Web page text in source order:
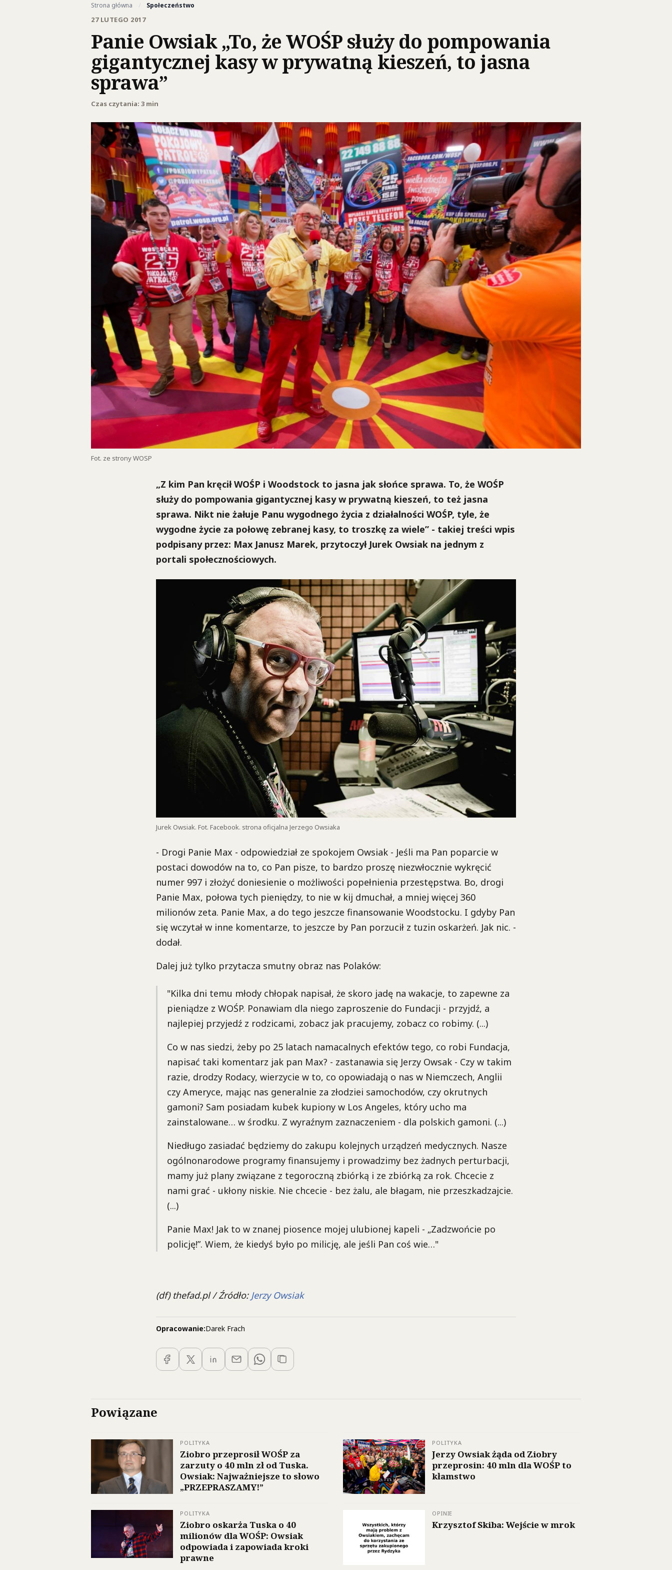
Strona główna / Społeczeństwo
27 LUTEGO 2017
Panie Owsiak „To, że WOŚP służy do pompowania
gigantycznej kasy w prywatną kieszeń, to jasna
sprawa”
Czas czytania: 3 min
Fot. ze strony WOSP
„Z kim Pan kręcił WOŚP i Woodstock to jasna jak słońce sprawa. To, że WOŚP
służy do pompowania gigantycznej kasy w prywatną kieszeń, to też jasna
sprawa. Nikt nie żałuje Panu wygodnego życia z działalności WOŚP, tyle, że
wygodne życie za połowę zebranej kasy, to troszkę za wiele” - takiej treści wpis
podpisany przez: Max Janusz Marek, przytoczył Jurek Owsiak na jednym z
portali społecznościowych.
Jurek Owsiak. Fot. Facebook. strona oficjalna Jerzego Owsiaka
- Drogi Panie Max - odpowiedział ze spokojem Owsiak - Jeśli ma Pan poparcie w
postaci dowodów na to, co Pan pisze, to bardzo proszę niezwłocznie wykręcić
numer 997 i złożyć doniesienie o możliwości popełnienia przestępstwa. Bo, drogi
Panie Max, połowa tych pieniędzy, to nie w kij dmuchał, a mniej więcej 360
milionów zeta. Panie Max, a do tego jeszcze finansowanie Woodstocku. I gdyby Pan
się wczytał w inne komentarze, to jeszcze by Pan porzucił z tuzin oskarżeń. Jak nic. -
dodał.
Dalej już tylko przytacza smutny obraz nas Polaków:
"Kilka dni temu młody chłopak napisał, że skoro jadę na wakacje, to zapewne za
pieniądze z WOŚP. Ponawiam dla niego zaproszenie do Fundacji - przyjdź, a
najlepiej przyjedź z rodzicami, zobacz jak pracujemy, zobacz co robimy. (...)
Co w nas siedzi, żeby po 25 latach namacalnych efektów tego, co robi Fundacja,
napisać taki komentarz jak pan Max? - zastanawia się Jerzy Owsak - Czy w takim
razie, drodzy Rodacy, wierzycie w to, co opowiadają o nas w Niemczech, Anglii
czy Ameryce, mając nas generalnie za złodziei samochodów, czy okrutnych
gamoni? Sam posiadam kubek kupiony w Los Angeles, który ucho ma
zainstalowane… w środku. Z wyraźnym zaznaczeniem - dla polskich gamoni. (...)
Niedługo zasiadać będziemy do zakupu kolejnych urządzeń medycznych. Nasze
ogólnonarodowe programy finansujemy i prowadzimy bez żadnych perturbacji,
mamy już plany związane z tegoroczną zbiórką i ze zbiórką za rok. Chcecie z
nami grać - ukłony niskie. Nie chcecie - bez żalu, ale błagam, nie przeszkadzajcie.
(...)
Panie Max! Jak to w znanej piosence mojej ulubionej kapeli - „Zadzwońcie po
policję!”. Wiem, że kiedyś było po milicję, ale jeśli Pan coś wie…"
(df) thefad.pl / Źródło: Jerzy Owsiak
Opracowanie:Darek Frach
Powiązane
POLITYKA
Ziobro przeprosił WOŚP za
zarzuty o 40 mln zł od Tuska.
Owsiak: Najważniejsze to słowo
„PRZEPRASZAMY!”
POLITYKA
Jerzy Owsiak żąda od Ziobry
przeprosin: 40 mln dla WOŚP to
kłamstwo
POLITYKA
Ziobro oskarża Tuska o 40
milionów dla WOŚP: Owsiak
odpowiada i zapowiada kroki
prawne
OPINIE
Krzysztof Skiba: Wejście w mrok